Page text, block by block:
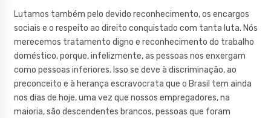
Lutamos também pelo devido reconhecimento, os encargos
sociais e o respeito ao direito conquistado com tanta luta. Nós
merecemos tratamento digno e reconhecimento do trabalho
doméstico, porque, infelizmente, as pessoas nos enxergam
como pessoas inferiores. Isso se deve à discriminação, ao
preconceito e à herança escravocrata que o Brasil tem ainda
nos dias de hoje, uma vez que nossos empregadores, na
maioria, são descendentes brancos, pessoas que foram